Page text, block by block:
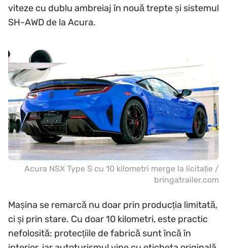
viteze cu dublu ambreiaj în nouă trepte și sistemul
SH-AWD de la Acura.
Acura NSX Type S cu 10 kilometri merge la licitație /
bringatrailer.com
Mașina se remarcă nu doar prin producția limitată,
ci și prin stare. Cu doar 10 kilometri, este practic
nefolosită: protecțiile de fabrică sunt încă în